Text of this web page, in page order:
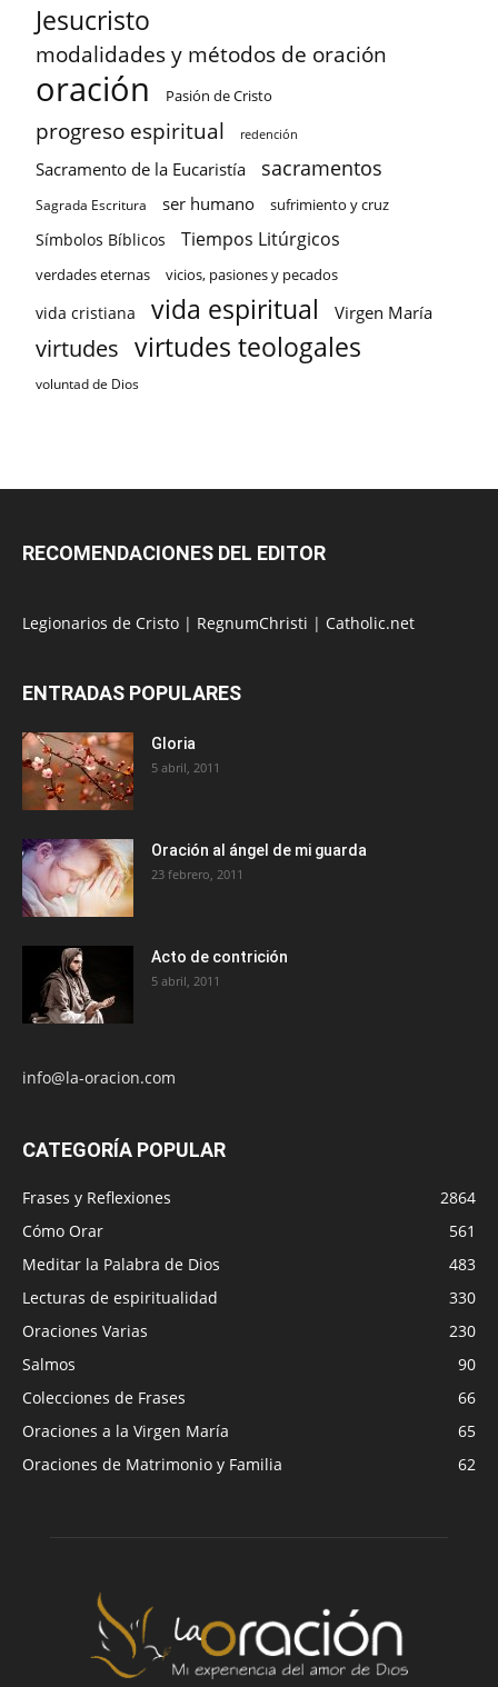
Jesucristo
modalidades y métodos de oración
oración Pasión de Cristo
progreso espiritual redención
Sacramento de la Eucaristía sacramentos
Sagrada Escritura ser humano sufrimiento y cruz
Símbolos Bíblicos Tiempos Litúrgicos
verdades eternas vicios, pasiones y pecados
vida cristiana vida espiritual Virgen María
virtudes virtudes teologales
voluntad de Dios
RECOMENDACIONES DEL EDITOR
Legionarios de Cristo | RegnumChristi | Catholic.net
ENTRADAS POPULARES
Gloria
5 abril, 2011
Oración al ángel de mi guarda
23 febrero, 2011
Acto de contrición
5 abril, 2011
info@la-oracion.com
CATEGORÍA POPULAR
Frases y Reflexiones
2864
Cómo Orar
561
Meditar la Palabra de Dios
483
Lecturas de espiritualidad
330
Oraciones Varias
230
Salmos
90
Colecciones de Frases
66
Oraciones a la Virgen María
65
Oraciones de Matrimonio y Familia
62